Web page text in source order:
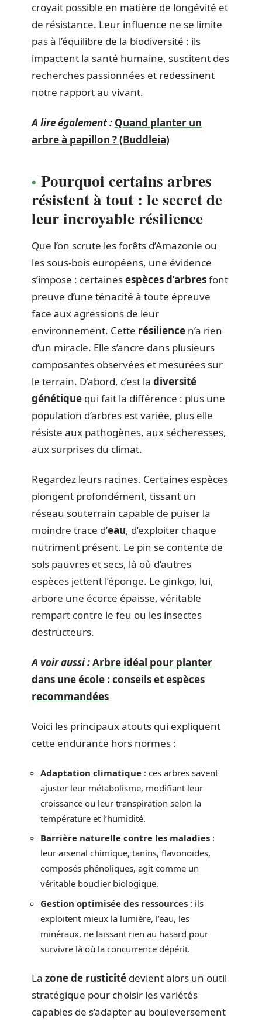
croyait possible en matière de longévité et
de résistance. Leur influence ne se limite
pas à l’équilibre de la biodiversité : ils
impactent la santé humaine, suscitent des
recherches passionnées et redessinent
notre rapport au vivant.
A lire également : Quand planter un
arbre à papillon ? (Buddleia)
Pourquoi certains arbres
résistent à tout : le secret de
leur incroyable résilience
Que l’on scrute les forêts d’Amazonie ou
les sous-bois européens, une évidence
s’impose : certainesespèces d’arbresfont
preuve d’une ténacité à toute épreuve
face aux agressions de leur
environnement. Cette résilience n’a rien
d’un miracle. Elle s’ancre dans plusieurs
composantes observées et mesurées sur
le terrain. D’abord, c’est la diversité
génétique qui fait la différence : plus une
population d’arbres est variée, plus elle
résiste aux pathogènes, aux sécheresses,
aux surprises du climat.
Regardez leurs racines. Certaines espèces
plongent profondément, tissant un
réseau souterrain capable de puiser la
moindre trace d’eau, d’exploiter chaque
nutriment présent. Le pin se contente de
sols pauvres et secs, là où d’autres
espèces jettent l’éponge. Le ginkgo, lui,
arbore une écorce épaisse, véritable
rempart contre le feu ou les insectes
destructeurs.
A voir aussi :Arbre idéal pour planter
dans une école : conseils et espèces
recommandées
Voici les principaux atouts qui expliquent
cette endurance hors normes :
Adaptation climatique : ces arbres savent
ajuster leur métabolisme, modifiant leur
croissance ou leur transpiration selon la
température et l’humidité.
Barrière naturelle contre les maladies :
leur arsenal chimique, tanins, flavonoïdes,
composés phénoliques, agit comme un
véritable bouclier biologique.
Gestion optimisée des ressources : ils
exploitent mieux la lumière, l’eau, les
minéraux, ne laissant rien au hasard pour
survivre là où la concurrence dépérit.
La zone de rusticité devient alors un outil
stratégique pour choisir les variétés
capables de s’adapter au bouleversement